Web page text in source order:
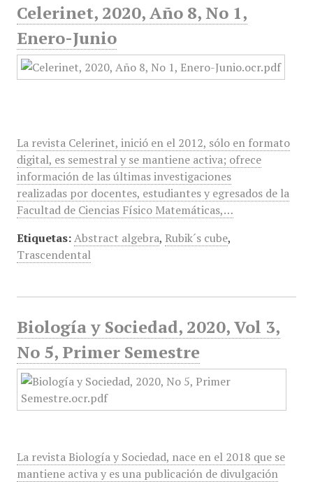
Celerinet, 2020, Año 8, No 1,
Enero-Junio
La revista Celerinet, inició en el 2012, sólo en formato
digital, es semestral y se mantiene activa; ofrece
información de las últimas investigaciones
realizadas por docentes, estudiantes y egresados de la
Facultad de Ciencias Físico Matemáticas,…
Etiquetas: Abstract algebra, Rubik´s cube,
Trascendental
Biología y Sociedad, 2020, Vol 3,
No 5, Primer Semestre
La revista Biología y Sociedad, nace en el 2018 que se
mantiene activa y es una publicación de divulgación